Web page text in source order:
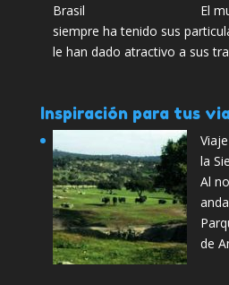
El
siempre ha tenido sus
le han dado atractivo a sus
Inspiración para tus
la
Al
de